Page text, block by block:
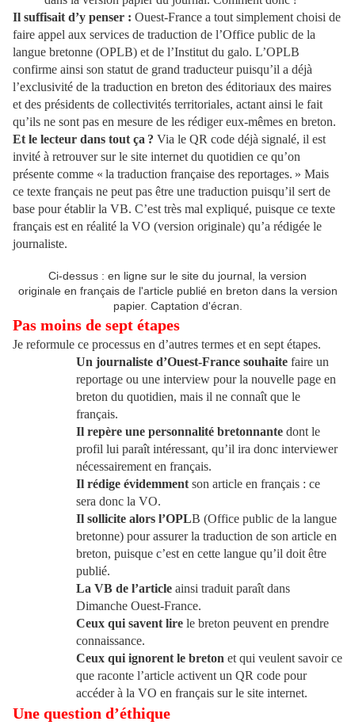
Il suffisait d’y penser : Ouest-France a tout simplement choisi de
faire appel aux services de traduction de l’Office public de la
langue bretonne (OPLB) et de l’Institut du galo. L’OPLB
confirme ainsi son statut de grand traducteur puisqu’il a déjà
l’exclusivité de la traduction en breton des éditoriaux des maires
et des présidents de collectivités territoriales, actant ainsi le fait
qu’ils ne sont pas en mesure de les rédiger eux-mêmes en breton.
Et le lecteur dans tout ça ? Via le QR code déjà signalé, il est
invité à retrouver sur le site internet du quotidien ce qu’on
présente comme « la traduction française des reportages. » Mais
ce texte français ne peut pas être une traduction puisqu’il sert de
base pour établir la VB. C’est très mal expliqué, puisque ce texte
français est en réalité la VO (version originale) qu’a rédigée le
journaliste.
Ci-dessus : en ligne sur le site du journal, la version
originale en français de l'article publié en breton dans la version
papier. Captation d'écran.
Pas moins de sept étapes
Je reformule ce processus en d’autres termes et en sept étapes.
Un journaliste d’Ouest-France souhaite faire un
reportage ou une interview pour la nouvelle page en
breton du quotidien, mais il ne connaît que le
français.
Il repère une personnalité bretonnante dont le
profil lui paraît intéressant, qu’il ira donc interviewer
nécessairement en français.
Il rédige évidemment son article en français : ce
sera donc la VO.
Il sollicite alors l’OPLB (Office public de la langue
bretonne) pour assurer la traduction de son article en
breton, puisque c’est en cette langue qu’il doit être
publié.
La VB de l’article ainsi traduit paraît dans
Dimanche Ouest-France.
Ceux qui savent lire le breton peuvent en prendre
connaissance.
Ceux qui ignorent le breton et qui veulent savoir ce
que raconte l’article activent un QR code pour
accéder à la VO en français sur le site internet.
Une question d’éthique